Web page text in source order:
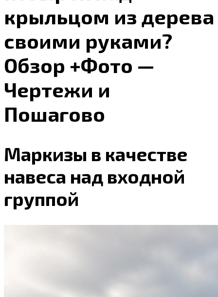
крыльцом из дерева
своими руками?
Обзор +Фото —
Чертежи и
Пошагово
Маркизы в качестве
навеса над входной
группой